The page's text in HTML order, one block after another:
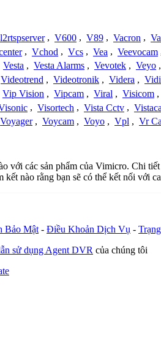
, V600 , V89 , Vacron ,
, Vchod , Vcs , Vea , Veevocam
Vesta , Vesta Alarms , Vevotek , Veyo ,
Videotrend , Videotronik , Videra ,
Vip Vision , Vipcam , Viral , Visicom ,
, Visortech , Vista Cctv ,
Voyager , Voycam , Voyo , Vpl , Vr
với các sản phẩm của Vimicro. Chi
nào rằng bạn sẽ có thể kết nối với
Bảo Mật - Điều Khoản Dịch Vụ -
sử dụng Agent DVR của chúng tôi